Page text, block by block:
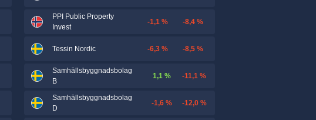
PPI Public Property
Invest
-1,1 % -8,4 %
Tessin Nordic -6,3 % -8,5 %
Samhällsbyggnadsbolag
B
1,1 % -11,1 %
Samhällsbyggnadsbolag
D
-1,6 % -12,0 %